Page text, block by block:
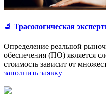
🔬 Трасологическая
Определение реальной
обеспечения (ПО) является
стоимость зависит от
заполнить заявку